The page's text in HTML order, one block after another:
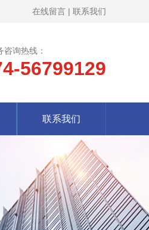
在线留言 | 联系我们
咨询热线：
56799129
联系我们